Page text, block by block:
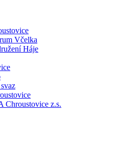
Včelka
Háje
Chroustovice z.s.